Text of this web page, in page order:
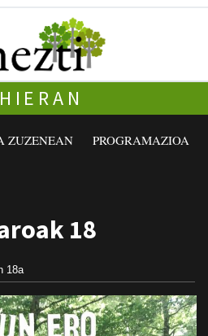
ZUZENEAN PROGRAMAZIOA
18
18a